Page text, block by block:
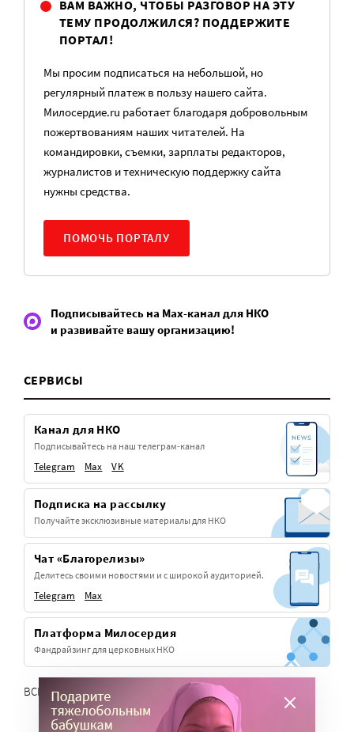
ВАМ ВАЖНО, ЧТОБЫ РАЗГОВОР НА ЭТУ
ТЕМУ ПРОДОЛЖИЛСЯ? ПОДДЕРЖИТЕ
ПОРТАЛ!
Мы просим подписаться на небольшой, но
регулярный платеж в пользу нашего сайта.
Милосердие.ru работает благодаря добровольным
пожертвованиям наших читателей. На
командировки, съемки, зарплаты редакторов,
журналистов и техническую поддержку сайта
нужны средства.
ПОМОЧЬ ПОРТАЛУ
Подписывайтесь на Max-канал для НКО
и развивайте вашу организацию!
СЕРВИСЫ
Канал для НКО
Подписывайтесь на наш телеграм-канал
Telegram Max VK
Подписка на рассылку
Получайте эксклюзивные материалы для НКО
Чат «Благорелизы»
Делитесь своими новостями и с широкой аудиторией.
Telegram Max
Платформа Милосердия
Фандрайзинг для церковных НКО
ВСЕ СЕРВИСЫ